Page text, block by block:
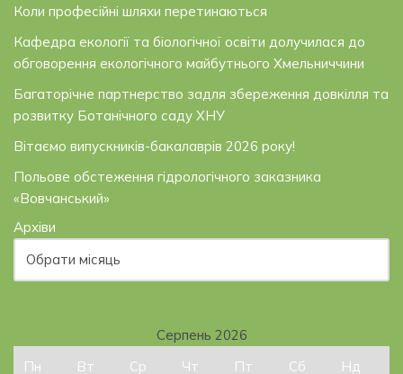
Коли професійні шляхи перетинаються
Кафедра екології та біологічної освіти долучилася до
обговорення екологічного майбутнього Хмельниччини
Багаторічне партнерство задля збереження довкілля та
розвитку Ботанічного саду ХНУ
Вітаємо випускників-бакалаврів 2026 року!
Польове обстеження гідрологічного заказника
«Вовчанський»
Архіви
Серпень 2026
Пн
Вт Ср Чт Пт Сб Нд